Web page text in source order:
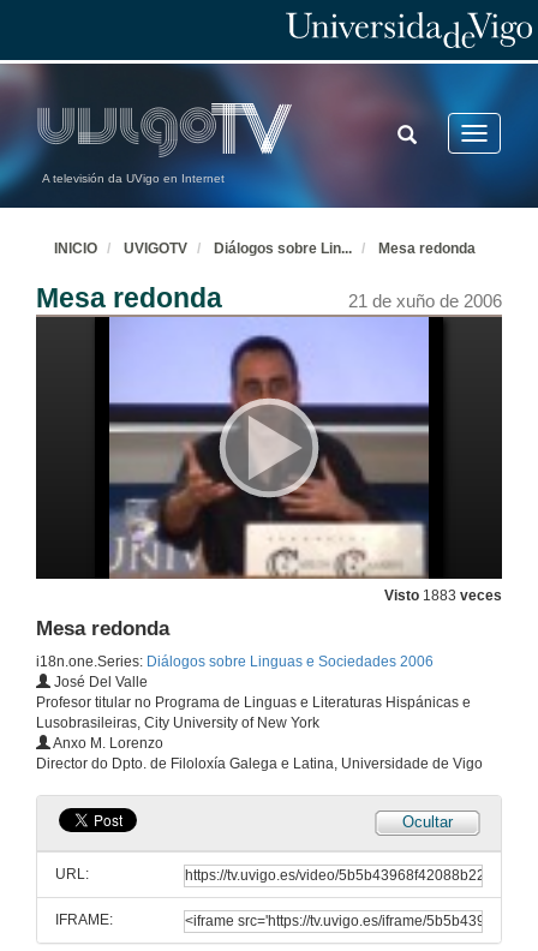
A televisión da UVigo en Internet
Toggle
TOGGLE
SEARCH
INICIO UVIGOTV Diálogos sobre Lin... Mesa redonda
Mesa redonda 21 de xuño de 2006
Visto 1883 veces
Mesa redonda
i18n.one.Series: Diálogos sobre Linguas e Sociedades 2006
José Del Valle
Profesor titular no Programa de Linguas e Literaturas Hispánicas e
Lusobrasileiras, City University of New York
Anxo M. Lorenzo
Director do Dpto. de Filoloxía Galega e Latina, Universidade de Vigo
Ocultar
URL:
IFRAME:
Acto de apertura
21 de xuño de 2006
21 de xuño de 2006